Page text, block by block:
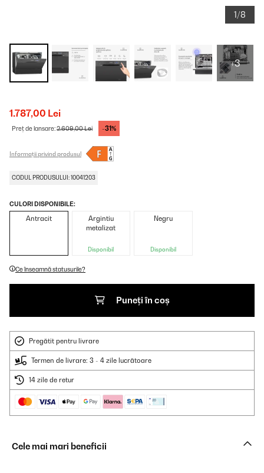
1/8
+3
1.787,00 Lei
Preț de lansare:2.609,00 Lei -31%
Informații privind produsul
CODUL PRODUSULUI: 10041203
CULORI DISPONIBILE:
Antracit
Argintiu
metalizat
Disponibil
Negru
Disponibil
Ce înseamnă statusurile?
Puneți în coș
Pregătit pentru livrare
Termen de livrare: 3 - 4 zile lucrătoare
14 zile de retur
Cele mai mari beneficii